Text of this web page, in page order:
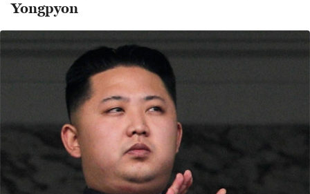
Yongpyon